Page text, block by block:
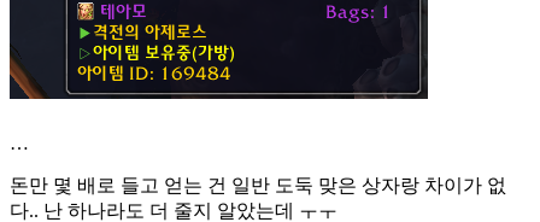
…
돈만 몇 배로 들고 얻는 건 일반 도둑 맞은 상자랑 차이가 없
다.. 난 하나라도 더 줄지 알았는데 ㅜㅜ